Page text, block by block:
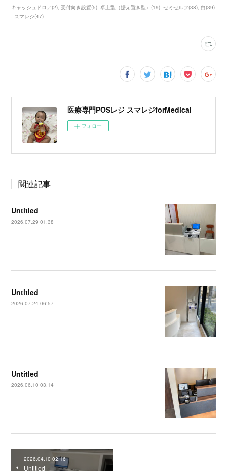
キャッシュドロア(2) 受付向き設置(5) 卓上型（据え置き型）(19) セミセルフ(38) 白(39)
スマレジ(47)
医療専門POSレジ スマレジforMedical
フォロー
関連記事
Untitled
2026.07.29 01:38
Untitled
2026.07.24 06:57
Untitled
2026.06.10 03:14
2026.04.10 02:16
Untitled